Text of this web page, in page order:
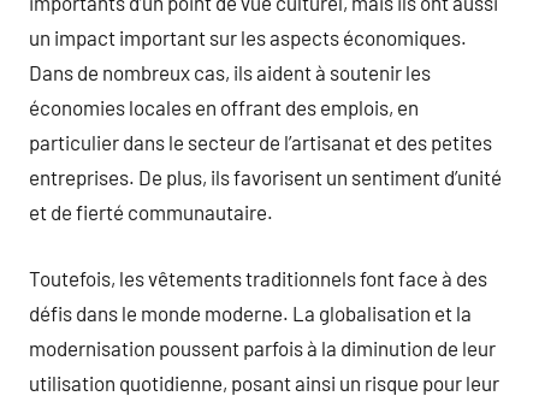
un impact important sur les aspects économiques.
Dans de nombreux cas, ils aident à soutenir les
économies locales en offrant des emplois, en
particulier dans le secteur de l’artisanat et des petites
entreprises. De plus, ils favorisent un sentiment d’unité
et de fierté communautaire.
Toutefois, les vêtements traditionnels font face à des
défis dans le monde moderne. La globalisation et la
modernisation poussent parfois à la diminution de leur
utilisation quotidienne, posant ainsi un risque pour leur